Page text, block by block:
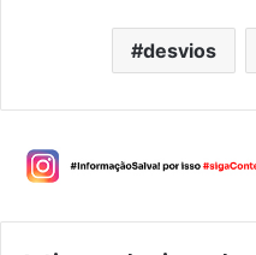
desvios